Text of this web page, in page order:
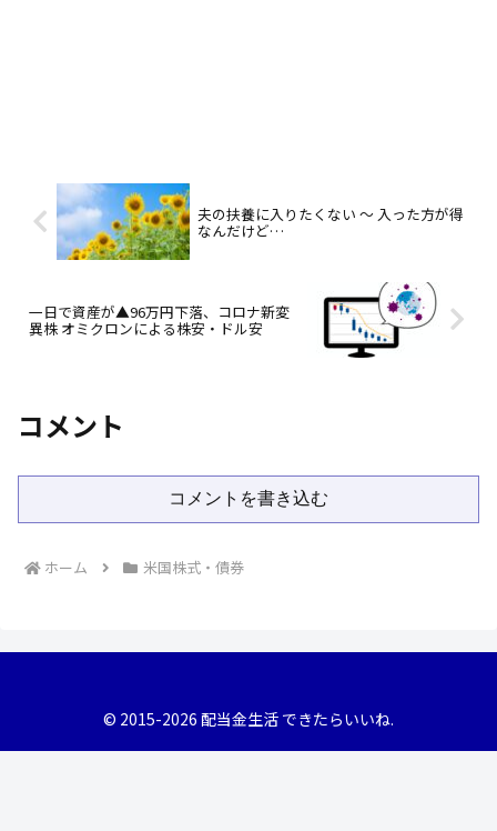
夫の扶養に入りたくない ～ 入った方が得
なんだけど…
一日で資産が▲96万円下落、コロナ新変
異株 オミクロンによる株安・ドル安
コメント
コメントを書き込む
ホーム 米国株式・債券
© 2015-2026 配当金生活 できたらいいね.